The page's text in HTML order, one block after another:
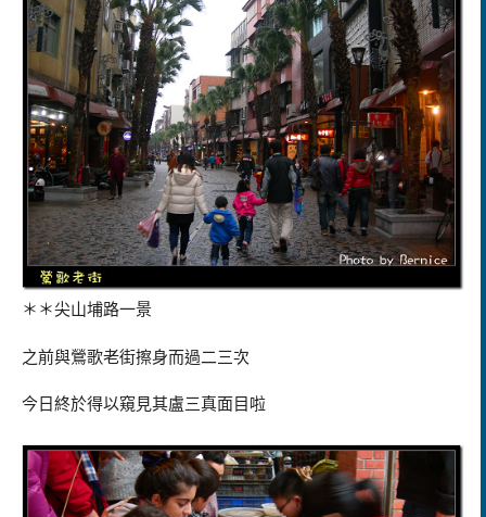
＊＊尖山埔路一景
之前與鶯歌老街擦身而過二三次
今日終於得以窺見其盧三真面目啦